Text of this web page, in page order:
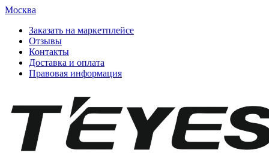
Москва
Заказать на маркетплейсе
Отзывы
Контакты
Доставка и оплата
Правовая информация